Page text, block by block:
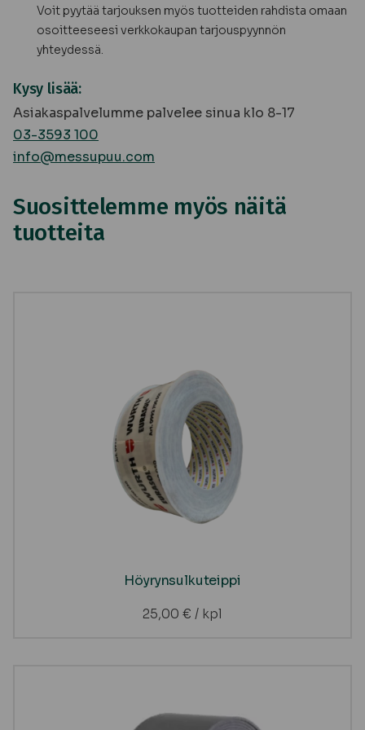
Voit pyytää tarjouksen myös tuotteiden rahdista omaan
osoitteeseesi verkkokaupan tarjouspyynnön
yhteydessä.
Kysy lisää:
Asiakaspalvelumme palvelee sinua klo 8-17
03-3593 100
info@messupuu.com
Suosittelemme myös näitä
tuotteita
Höyrynsulkuteippi
25,00 € / kpl